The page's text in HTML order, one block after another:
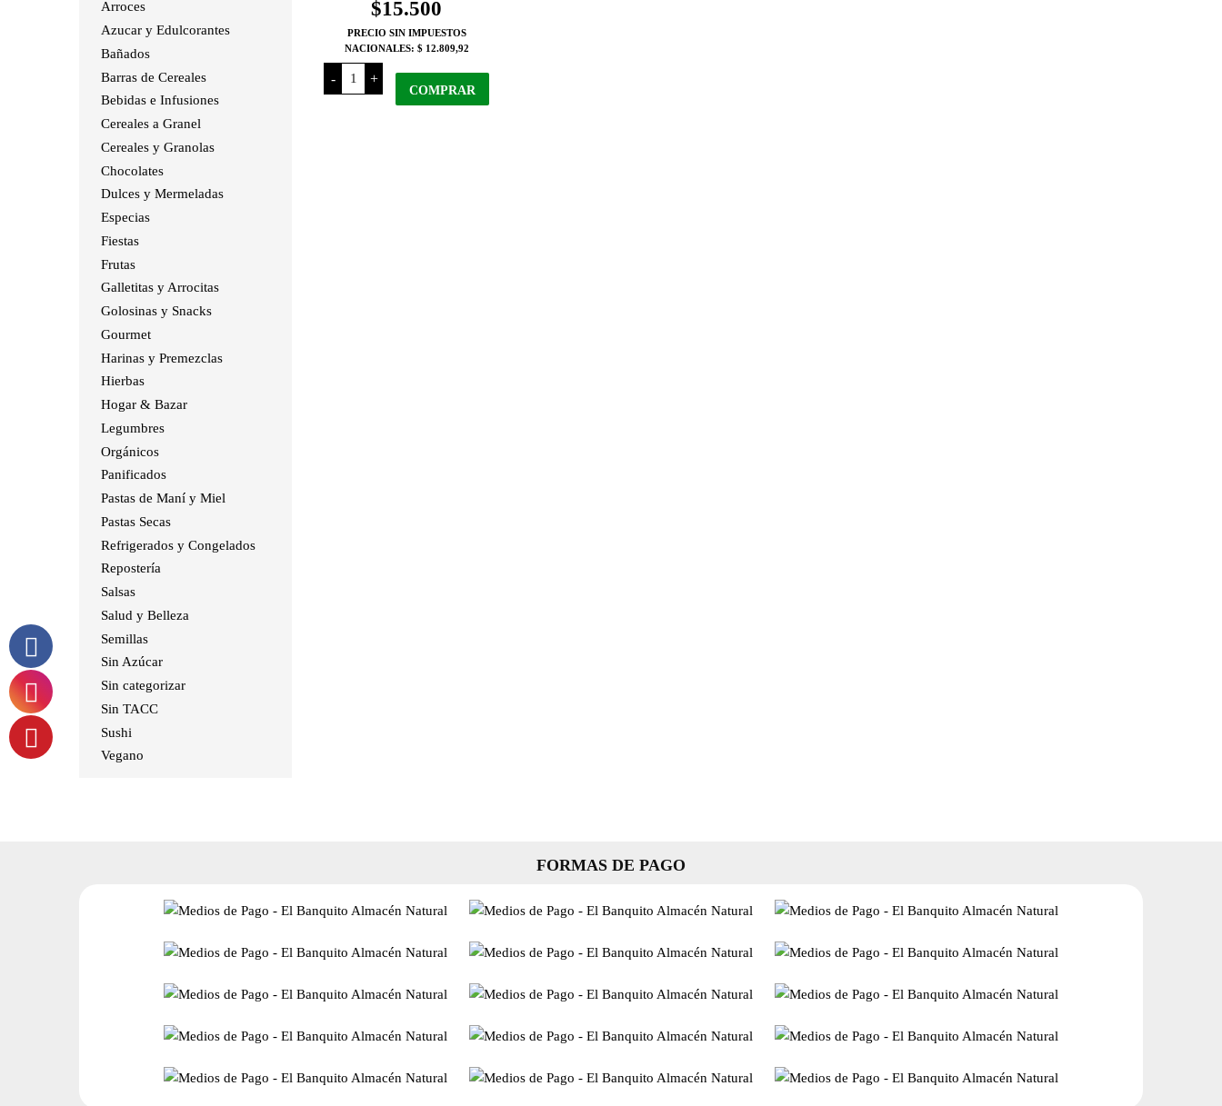
$15.500
PRECIO SIN IMPUESTOS
NACIONALES: $ 12.809,92
-
Ferrero
Cous
Cous
+
COMPRAR
Arroces
Azucar y Edulcorantes
Bañados
Barras de Cereales
Bebidas e Infusiones
Cereales a Granel
Cereales y Granolas
Chocolates
Dulces y Mermeladas
Especias
Fiestas
Frutas
Galletitas y Arrocitas
Golosinas y Snacks
Gourmet
Harinas y Premezclas
Hierbas
Hogar & Bazar
Legumbres
Orgánicos
Panificados
Pastas de Maní y Miel
Pastas Secas
Refrigerados y Congelados
Repostería
Salsas
Salud y Belleza
Semillas
Sin Azúcar
Sin categorizar
Sin TACC
Sushi
Vegano
FORMAS DE PAGO